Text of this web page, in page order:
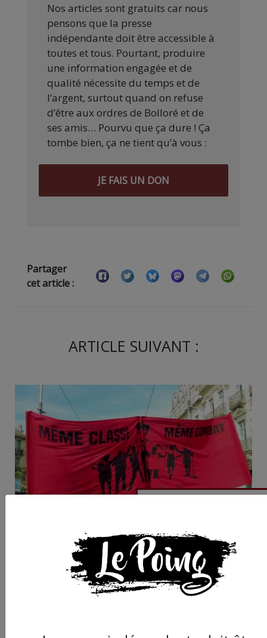
Nos articles sont gratuits car nous
pensons que la presse
indépendante doit être accessible à
toutes et tous. Pourtant, produire
une information engagée et de
qualité nécessite du temps et de
l’argent, surtout quand on refuse
d’être aux ordres de Bolloré et de
ses amis… Pourvu que ça dure ! Ça
tombe bien, ça ne tient qu’à vous :
JE FAIS UN DON
Partager
cet article :
ARTICLE SUIVANT :
patron à rendre
qu'il doit à un